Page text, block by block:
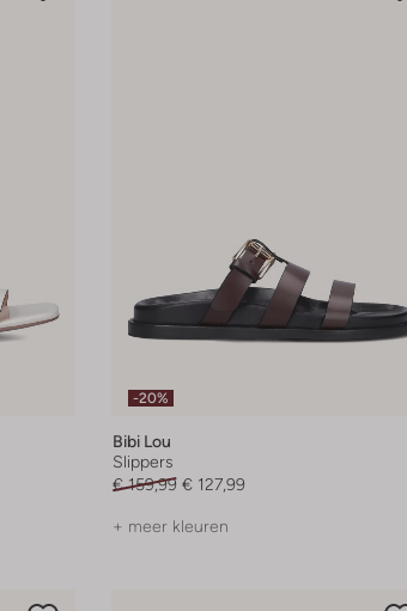
-20%
Bibi Lou
Slippers
€ 159,99 € 127,99
+ meer kleuren